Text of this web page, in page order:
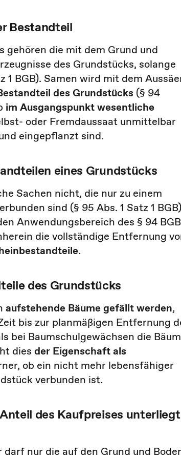
Bestandteil
gehören die mit dem Grund und
des Grundstücks, solange
1 BGB). Samen wird mit dem
des Grundstücks (§ 94
im Ausgangspunkt wesentliche
oder Fremdaussaat unmittelbar
eingepflanzt sind.
eines Grundstücks
Sachen nicht, die nur zu einem
sind (§ 95 Abs. 1 Satz 1
Anwendungsbereich des § 94 BGB
die vollständige Entfernung
.
des Grundstücks
aufstehende Bäume gefällt werden,
bis zur planmäßigen Entfernung
bei Baumschulgewächsen die
dies der Eigenschaft als
ob ein nicht mehr lebensfähiger
verbunden ist.
des Kaufpreises unterliegt
nur die auf den Grund und